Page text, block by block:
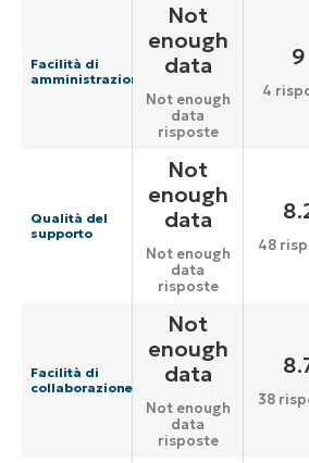
Facilità di
amministrazione
Not
enough
data
Not enough
data
risposte
9
4
Qualità del
supporto
Not
enough
data
Not enough
data
risposte
48
Facilità di
collaborazione
Not
enough
data
Not enough
data
risposte
38